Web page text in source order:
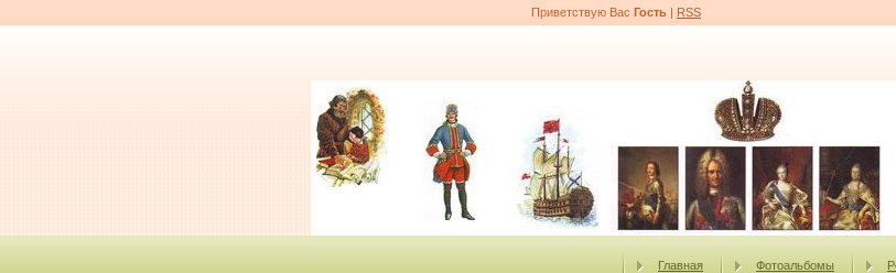
Приветствую Вас Гость | RSS
Главная Фотоальбомы